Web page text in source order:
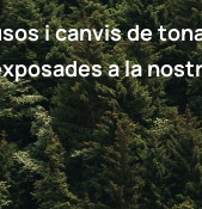
i canvis de
a la